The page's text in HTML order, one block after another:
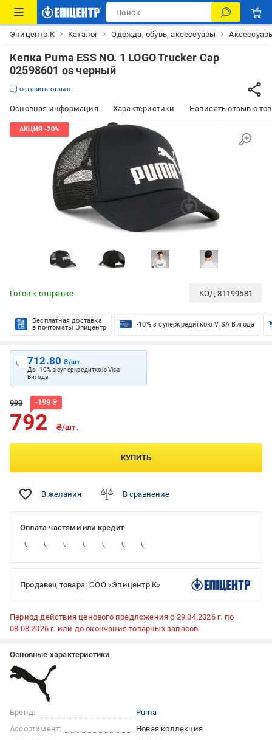
Эпицентр К Каталог Одежда, обувь, аксессуары
Кепка Puma ESS NO. 1 LOGO Trucker Cap
02598601 os черный
оставить отзыв
Основная информация Характеристики Написать отзыв о
Готов к отправке КОД81199581
Бесплатная доставка
в почтоматы Эпицентр
-10% з суперкредиткою VISA Вигода
712.80₴/шт.
До -10% з суперкредиткою Visa
Вигода
990 -198 ₴
792 ₴/шт.
КУПИТЬ
В желания В сравнение
Оплата частями или кредит
Продавец товара: ООО «Эпицентр К»
Период действия ценового предложения с 29.04.2026 г. по
08.08.2026 г. или до окончания товарных запасов.
Основные характеристики
Бренд:
Puma
Ассортимент:
Новая коллекция